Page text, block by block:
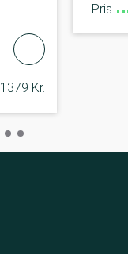
1379 Kr.
Pris